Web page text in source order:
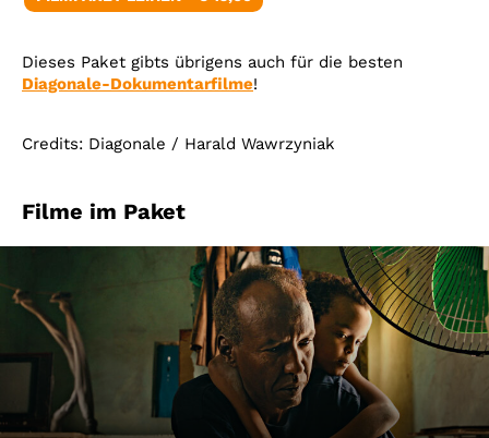
Dieses Paket gibts übrigens auch für die besten
Diagonale-Dokumentarfilme!
Credits: Diagonale / Harald Wawrzyniak
Filme im Paket